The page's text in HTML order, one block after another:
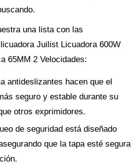
una lista con las
Juilist Licuadora 600W
65MM 2 Velocidades:
antideslizantes hacen que el
seguro y estable durante su
otros exprimidores.
de seguridad está diseñado
que la tapa esté segura